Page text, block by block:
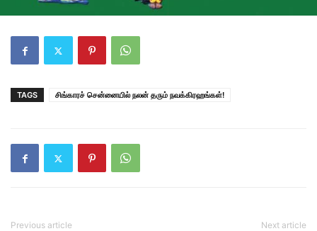
TAGS சிங்காரச் சென்னையில் நலன் தரும் நவக்கிரஹங்கள்!
Previous article Next article